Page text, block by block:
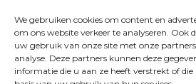
We gebruiken cookies om content en
om ons website verkeer te analyseren. Ook
uw gebruik van onze site met onze
analyse. Deze partners kunnen deze
informatie die u aan ze heeft verstrekt of
VOLG ONS